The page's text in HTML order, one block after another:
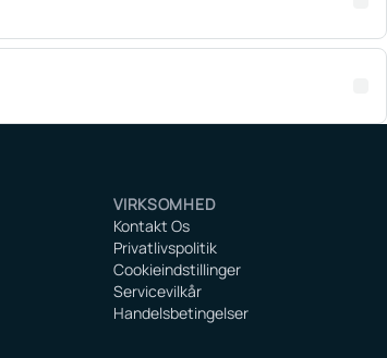
VIRKSOMHED
Kontakt Os
Privatlivspolitik
Cookieindstillinger
Servicevilkår
Handelsbetingelser